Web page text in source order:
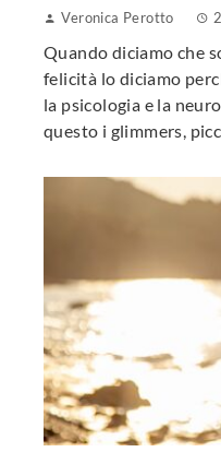
Veronica Perotto
Quando diciamo che
felicità lo diciamo
la psicologia e la
questo i glimmers,